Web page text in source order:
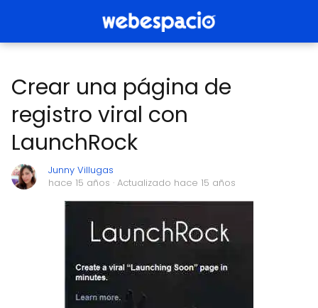
Crear una página de
registro viral con
LaunchRock
Junny Villugas
hace 15 años · Actualizado hace 15 años